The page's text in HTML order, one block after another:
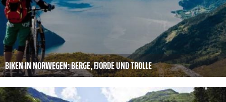
BIKEN IN NORWEGEN: BERGE, FJORDE UND TROLLE